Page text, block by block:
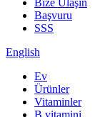
Bize Ulaşın
Başvuru
SSS
English
Ev
Ürünler
Vitaminler